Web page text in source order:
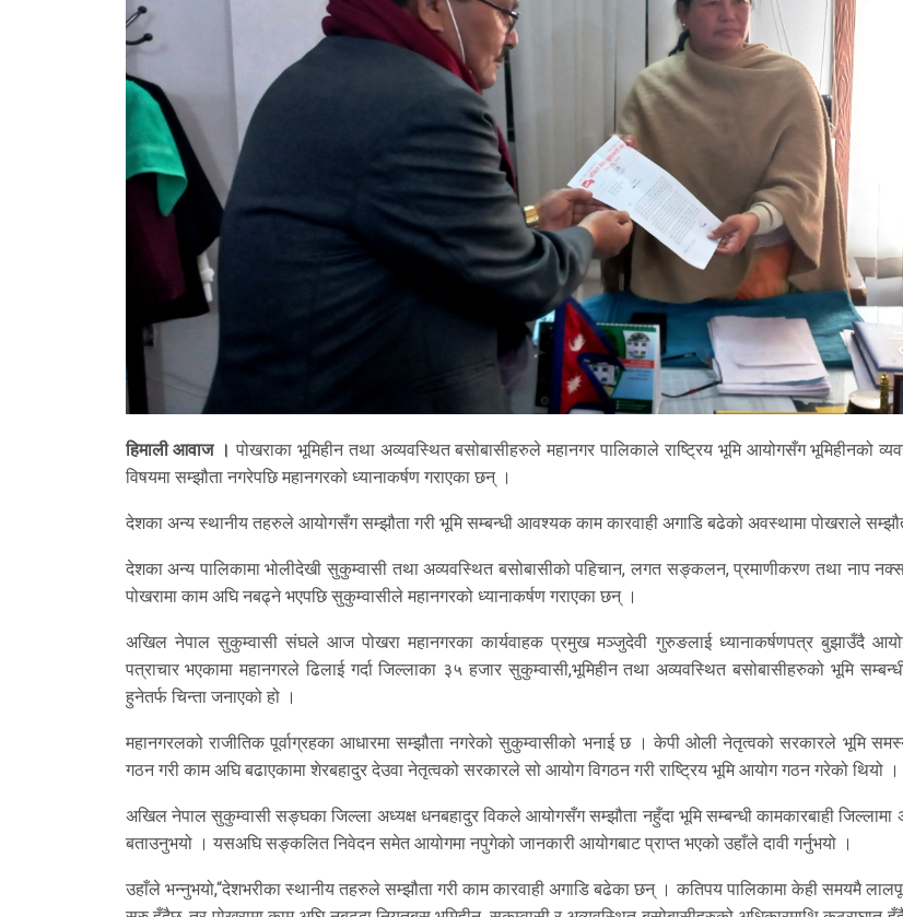
हिमाली आवाज । पोखराका भूमिहीन तथा अव्यवस्थित बसोबासीहरुले महानगर पालिकाले राष्ट्रिय भूमि आयोगसँग भूमिहीनको
विषयमा सम्झौता नगरेपछि महानगरको ध्यानाकर्षण गराएका छन् ।
देशका अन्य स्थानीय तहरुले आयोगसँग सम्झौता गरी भूमि सम्बन्धी आवश्यक काम कारवाही अगाडि बढेको अवस्थामा पोखराले
देशका अन्य पालिकामा भोलीदेखी सुकुम्वासी तथा अव्यवस्थित बसोबासीको पहिचान, लगत सङ्कलन, प्रमाणीकरण तथा नाप
पोखरामा काम अघि नबढ्ने भएपछि सुकुम्वासीले महानगरको ध्यानाकर्षण गराएका छन् ।
अखिल नेपाल सुकुम्वासी संघले आज पोखरा महानगरका कार्यवाहक प्रमुख मञ्जुदेवी गुरुङलाई ध्यानाकर्षणपत्र बुझाउँदै
पत्राचार भएकामा महानगरले ढिलाई गर्दा जिल्लाका ३५ हजार सुकुम्वासी,भूमिहीन तथा अव्यवस्थित बसोबासीहरुको भूमि
हुनेतर्फ चिन्ता जनाएको हो ।
महानगरलको राजीतिक पूर्वाग्रहका आधारमा सम्झौता नगरेको सुकुम्वासीको भनाई छ । केपी ओली नेतृत्वको सरकारले भूमि
गठन गरी काम अघि बढाएकामा शेरबहादुर देउवा नेतृत्वको सरकारले सो आयोग विगठन गरी राष्ट्रिय भूमि आयोग गठन गरेको थियो ।
अखिल नेपाल सुकुम्वासी सङ्घका जिल्ला अध्यक्ष धनबहादुर विकले आयोगसँग सम्झौता नहुँदा भूमि सम्बन्धी कामकारबाही
बताउनुभयो । यसअघि सङ्कलित निवेदन समेत आयोगमा नपुगेको जानकारी आयोगबाट प्राप्त भएको उहाँले दावी गर्नुभयो ।
उहाँले भन्नुभयो,“देशभरीका स्थानीय तहरुले सम्झौता गरी काम कारवाही अगाडि बढेका छन् । कतिपय पालिकामा केही समयमै